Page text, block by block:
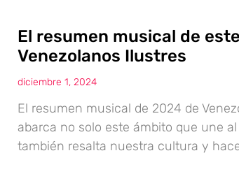
El resumen musical de
Venezolanos Ilustres
diciembre 1, 2024
El resumen musical de 2024 de
abarca no solo este ámbito que une
también resalta nuestra cultura y